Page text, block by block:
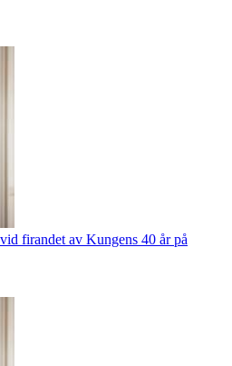
firandet av Kungens 40 år på